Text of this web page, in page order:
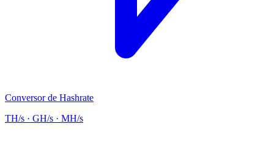
Conversor de Hashrate
TH/s · GH/s · MH/s